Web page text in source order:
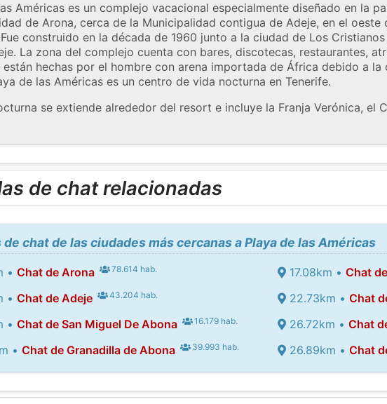
Américas es un complejo vacacional especialmente diseñado en la
de Arona, cerca de la Municipalidad contigua de Adeje, en el oeste
construido en la década de 1960 junto a la ciudad de Los
La zona del complejo cuenta con bares, discotecas, restaurantes,
están hechas por el hombre con arena importada de África debido a
de las Américas es un centro de vida nocturna en Tenerife.
se extiende alrededor del resort e incluye la Franja Verónica, el
de chat relacionadas
chat de las ciudades más cercanas a Playa de las Américas
• Chat de Arona 78.614 hab.
• Chat de Adeje 43.204 hab.
• Chat de San Miguel De Abona 16.179 hab.
• Chat de Granadilla de Abona 39.993 hab.
17.08km •Chat
22.73km •Chat
26.72km •Chat
26.89km •Chat